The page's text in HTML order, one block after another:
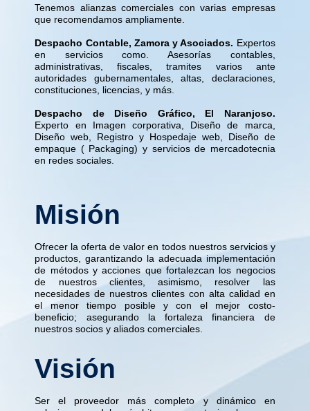
Tenemos alianzas comerciales con varias empresas
que recomendamos ampliamente.
Despacho Contable, Zamora y Asociados. Expertos
en servicios como. Asesorías contables,
administrativas, fiscales, tramites varios ante
autoridades gubernamentales, altas, declaraciones,
constituciones, licencias, y más.
Despacho de Diseño Gráfico, El Naranjoso.
Experto en Imagen corporativa, Diseño de marca,
Diseño web, Registro y Hospedaje web, Diseño de
empaque ( Packaging) y servicios de mercadotecnia
en redes sociales.
Misión
Ofrecer la oferta de valor en todos nuestros servicios y
productos, garantizando la adecuada implementación
de métodos y acciones que fortalezcan los negocios
de nuestros clientes, asimismo, resolver las
necesidades de nuestros clientes con alta calidad en
el menor tiempo posible y con el mejor costo-
beneficio; asegurando la fortaleza financiera de
nuestros socios y aliados comerciales.
Visión
Ser el proveedor más completo y dinámico en